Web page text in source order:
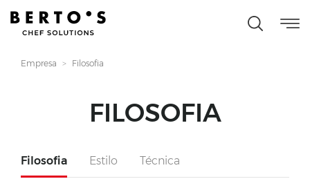
Empresa Filosofia
FILOSOFIA
Filosofia Estilo Técnica